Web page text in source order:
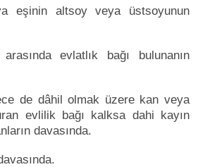
eşinin altsoy veya üstsoyunun
evlatlık bağı bulunanın
de dâhil olmak üzere kan veya
evlilik bağı kalksa dahi kayın
davasında.